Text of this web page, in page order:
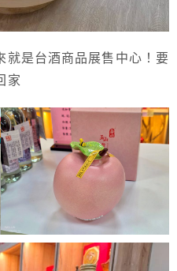
就是台酒商品展售中心！要
家